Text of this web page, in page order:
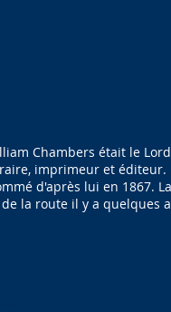
Chambers était le
imprimeur et éditeur.
d'après lui en 1867.
la route il y a quelques